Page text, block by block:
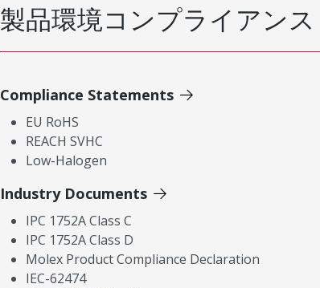
製品環境コンプライアンス
Compliance Statements
EU RoHS
REACH SVHC
Low-Halogen
Industry Documents
IPC 1752A Class C
IPC 1752A Class D
Molex Product Compliance Declaration
IEC-62474